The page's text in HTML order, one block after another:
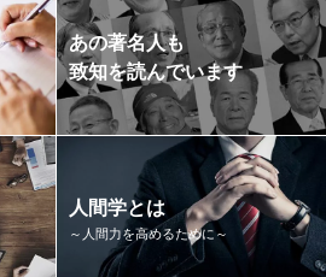
あの著名人も
致知を読んでいます
人間学とは
～人間力を高めるために～